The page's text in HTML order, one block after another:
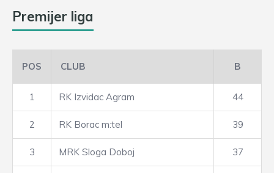
Premijer liga
POS CLUB B
1 RK Izvidac Agram 44
2 RK Borac m:tel 39
3 MRK Sloga Doboj 37